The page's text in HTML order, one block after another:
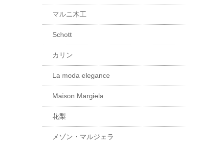
マルニ木工
Schott
カリン
La moda elegance
Maison Margiela
花梨
メゾン・マルジェラ